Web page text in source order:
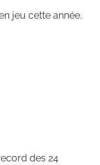
jeu cette année.
des 24